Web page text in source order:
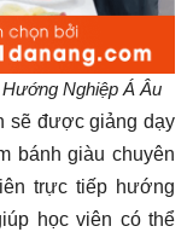
Nghiệp Á Âu
sẽ được giảng dạy
bánh giàu chuyên
trực tiếp hướng
học viên có thể